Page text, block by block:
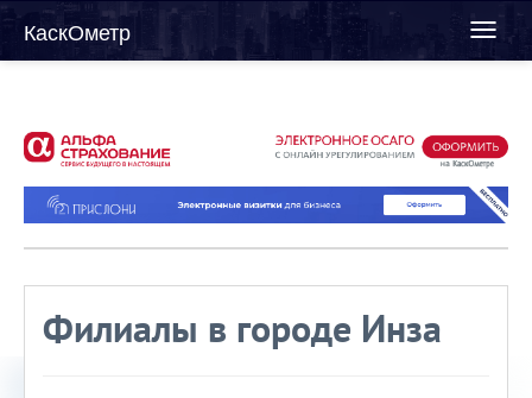
Toggle
КаскОметр
Филиалы в городе Инза